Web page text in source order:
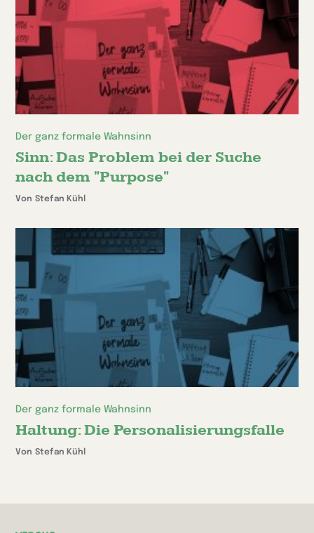
Der ganz formale Wahnsinn
Sinn: Das Problem bei der Suche
nach dem "Purpose"
Von Stefan Kühl
Der ganz formale Wahnsinn
Haltung: Die Personalisierungsfalle
Von Stefan Kühl